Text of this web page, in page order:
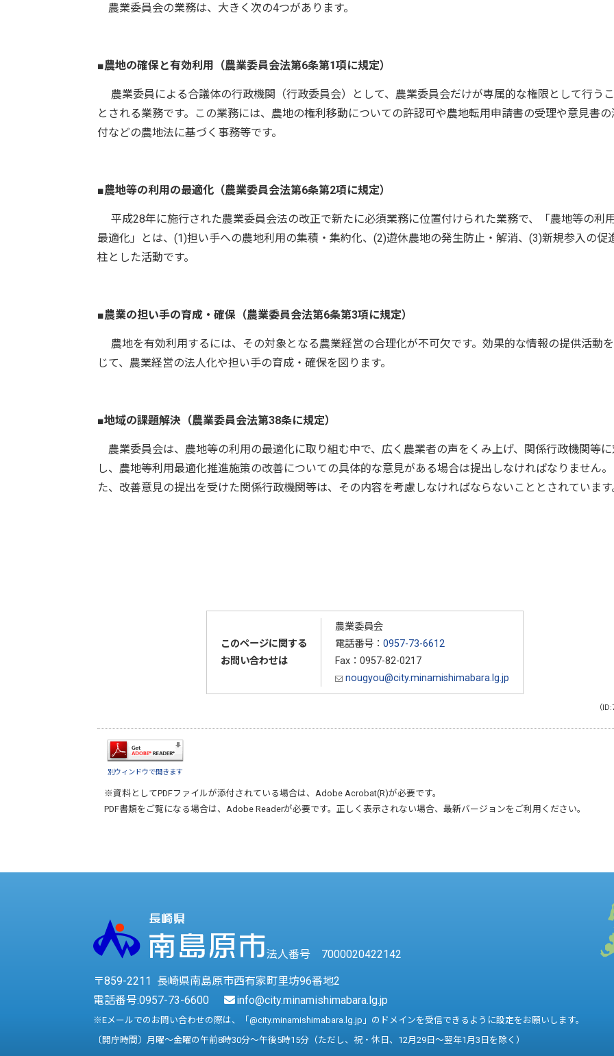
農業委員会の業務は、大きく次の4つがあります。
■農地の確保と有効利用（農業委員会法第6条第1項に規定）
農業委員による合議体の行政機関（行政委員会）として、農業委員会だけが専属的な権限として行う
とされる業務です。この業務には、農地の権利移動についての許認可や農地転用申請書の受理や意見書の
付などの農地法に基づく事務等です。
■農地等の利用の最適化（農業委員会法第6条第2項に規定）
平成28年に施行された農業委員会法の改正で新たに必須業務に位置付けられた業務で、「農地等の利
最適化」とは、(1)担い手への農地利用の集積・集約化、(2)遊休農地の発生防止・解消、(3)新規参入の促
柱とした活動です。
■農業の担い手の育成・確保（農業委員会法第6条第3項に規定）
農地を有効利用するには、その対象となる農業経営の合理化が不可欠です。効果的な情報の提供活動
じて、農業経営の法人化や担い手の育成・確保を図ります。
■地域の課題解決（農業委員会法第38条に規定）
農業委員会は、農地等の利用の最適化に取り組む中で、広く農業者の声をくみ上げ、関係行政機関等に
し、農地等利用最適化推進施策の改善についての具体的な意見がある場合は提出しなければなりません。
た、改善意見の提出を受けた関係行政機関等は、その内容を考慮しなければならないこととされています
このページに関する
お問い合わせは
農業委員会
電話番号： 0957-73-6612
Fax：0957-82-0217
nougyou@city.minamishimabara.lg.jp
（
別ウィンドウで開きます
※資料としてPDFファイルが添付されている場合は、 Adobe Acrobat(R)が必要です。
PDF書類をご覧になる場合は、 Adobe Readerが必要です。正しく表示されない場合、最新バージョンをご利用ください。
法人番号 7000020422142
〒859-2211 長崎県南島原市西有家町里坊96番地2
電話番号:0957-73-6600 info@city.minamishimabara.lg.jp
※Eメールでのお問い合わせの際は、「@city.minamishimabara.lg.jp」のドメインを受信できるように設定をお願いします。
〔開庁時間〕月曜～金曜の午前8時30分～午後5時15分（ただし、祝・休日、12月29日～翌年1月3日を除く）